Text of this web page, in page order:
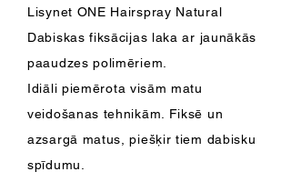
Lisynet ONE Hairspray Natural
Dabiskas fiksācijas laka ar jaunākās
paaudzes polimēriem.
Idiāli piemērota visām matu
veidošanas tehnikām. Fiksē un
azsargā matus, piešķir tiem dabisku
spīdumu.